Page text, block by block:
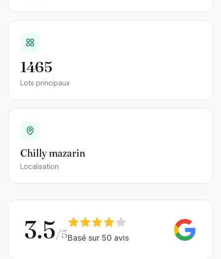
1465
Lots principaux
Chilly mazarin
Localisation
3.5/5Basé sur 50 avis